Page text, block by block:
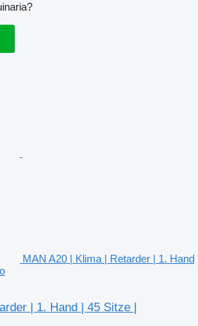
MAN A20 | Klima | Retarder | 1. Hand
| 1. Hand | 45 Sitze |